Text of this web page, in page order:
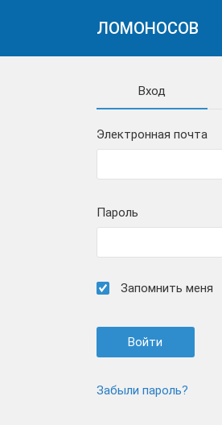
ЛОМОНОСОВ
Вход
Электронная почта
Пароль
Запомнить меня
Забыли пароль?